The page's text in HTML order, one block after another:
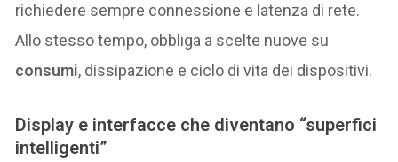
richiedere sempre connessione e latenza di rete.
Allo stesso tempo, obbliga a scelte nuove su
consumi, dissipazione e ciclo di vita dei dispositivi.
Display e interfacce che diventano “superfici
intelligenti”